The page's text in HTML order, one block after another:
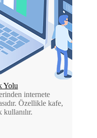
Yolu
internete
Özellikle kafe,
kullanılır.